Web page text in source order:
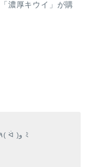
濃厚キウイ」が購
本日発売！今日見つけたグミｸﾞ٩( ᐛ )و ﾐ